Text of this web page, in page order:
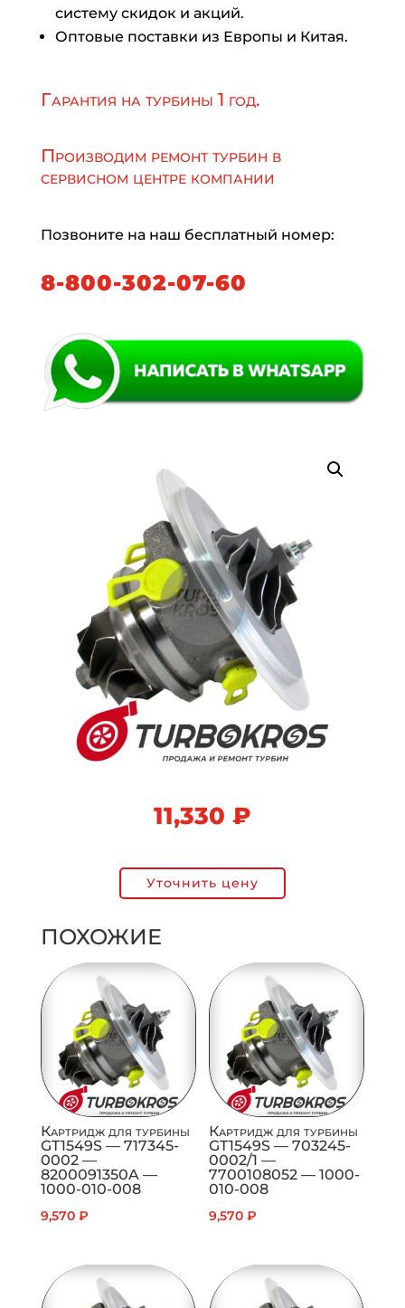
систему скидок и акций.
Оптовые поставки из Европы и Китая.
Гарантия на турбины 1 год.
Производим ремонт турбин в
сервисном центре компании
Позвоните на наш бесплатный номер:
8-800-302-07-60
11,330 ₽
Уточнить цену
ПОХОЖИЕ
Картридж для турбины
GT1549S — 717345-
0002 —
8200091350A —
1000-010-008
9,570 ₽
Картридж для турбины
GT1549S — 703245-
0002/1 —
7700108052 — 1000-
010-008
9,570₽